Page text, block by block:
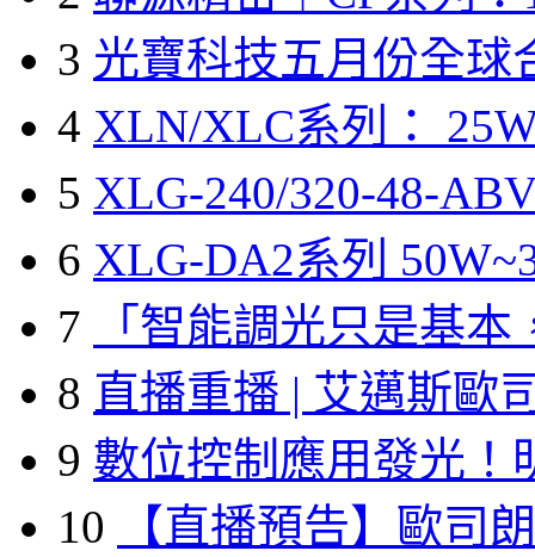
3 光寶科技五月份全球
4 XLN/XLC系列：
5 XLG-240/320-48-
6 XLG-DA2系列
7
「智能調光只是基本
8 直播重播 | 艾邁斯歐
9 數位控制應用發光！
10
【直播預告】歐司